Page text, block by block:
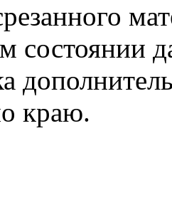
состоянии
краю.